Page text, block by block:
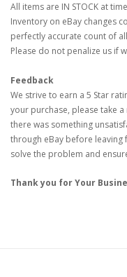
All items are IN STOCK at
Inventory on eBay changes
perfectly accurate count of
Please do not penalize us if
Feedback
We strive to earn a 5 Star
your purchase, please take
there was something
through eBay before leaving
solve the problem and
Thank you for Your